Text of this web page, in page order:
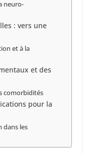
neuro-
: vers une
et à la
et des
comorbidités
pour la
dans les